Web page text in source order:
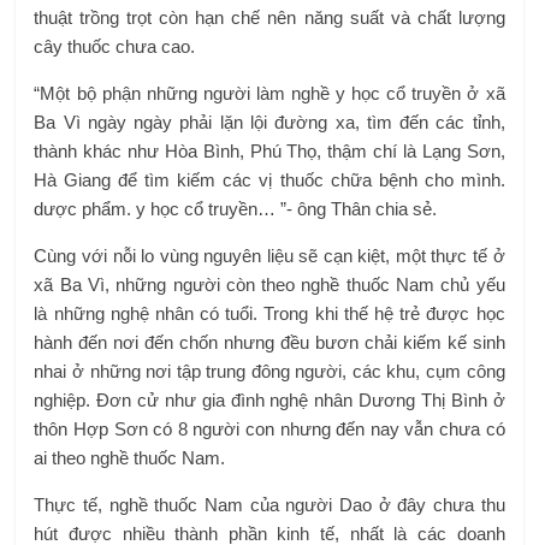
thuật trồng trọt còn hạn chế nên năng suất và chất lượng
cây thuốc chưa cao.
“Một bộ phận những người làm nghề y học cổ truyền ở xã
Ba Vì ngày ngày phải lặn lội đường xa, tìm đến các tỉnh,
thành khác như Hòa Bình, Phú Thọ, thậm chí là Lạng Sơn,
Hà Giang để tìm kiếm các vị thuốc chữa bệnh cho mình.
dược phẩm. y học cổ truyền… ”- ông Thân chia sẻ.
Cùng với nỗi lo vùng nguyên liệu sẽ cạn kiệt, một thực tế ở
xã Ba Vì, những người còn theo nghề thuốc Nam chủ yếu
là những nghệ nhân có tuổi. Trong khi thế hệ trẻ được học
hành đến nơi đến chốn nhưng đều bươn chải kiếm kế sinh
nhai ở những nơi tập trung đông người, các khu, cụm công
nghiệp. Đơn cử như gia đình nghệ nhân Dương Thị Bình ở
thôn Hợp Sơn có 8 người con nhưng đến nay vẫn chưa có
ai theo nghề thuốc Nam.
Thực tế, nghề thuốc Nam của người Dao ở đây chưa thu
hút được nhiều thành phần kinh tế, nhất là các doanh